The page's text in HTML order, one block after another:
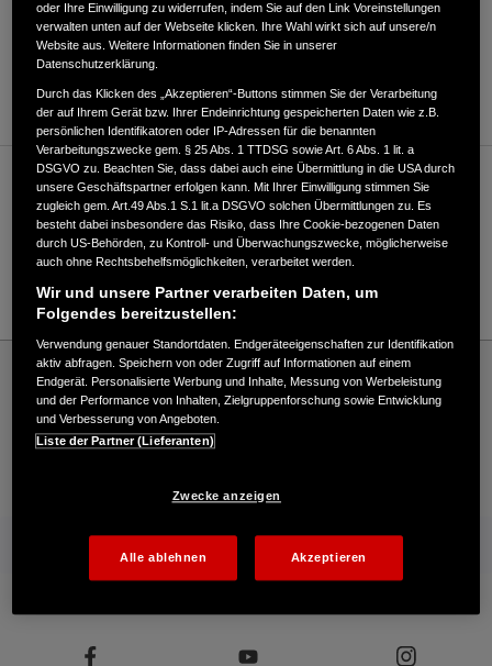
ANFAHRTSBESCHREIBUNG ANFORDERN
WEBSITE
Verkauf / Kundendienst
02330/979595
E-Mail
Honda
Rasen und Garten
Siepmann GmbH - Rasen und Garten – Honda - HONDA Deutschland Offizielle
Website | The Power of Dreams
Mehr von Honda
oder Ihre Einwilligung zu widerrufen, indem Sie auf den Link Voreinstellungen
verwalten unten auf der Webseite klicken. Ihre Wahl wirkt sich auf unsere/n
Website aus. Weitere Informationen finden Sie in unserer
Datenschutzerklärung.
Durch das Klicken des „Akzeptieren“-Buttons stimmen Sie der Verarbeitung
der auf Ihrem Gerät bzw. Ihrer Endeinrichtung gespeicherten Daten wie z.B.
persönlichen Identifikatoren oder IP-Adressen für die benannten
Verarbeitungszwecke gem. § 25 Abs. 1 TTDSG sowie Art. 6 Abs. 1 lit. a
DSGVO zu. Beachten Sie, dass dabei auch eine Übermittlung in die USA durch
unsere Geschäftspartner erfolgen kann. Mit Ihrer Einwilligung stimmen Sie
zugleich gem. Art.49 Abs.1 S.1 lit.a DSGVO solchen Übermittlungen zu. Es
besteht dabei insbesondere das Risiko, dass Ihre Cookie-bezogenen Daten
durch US-Behörden, zu Kontroll- und Überwachungszwecke, möglicherweise
auch ohne Rechtsbehelfsmöglichkeiten, verarbeitet werden.
Wir und unsere Partner verarbeiten Daten, um
Folgendes bereitzustellen:
Verwendung genauer Standortdaten. Endgeräteeigenschaften zur Identifikation
aktiv abfragen. Speichern von oder Zugriff auf Informationen auf einem
Endgerät. Personalisierte Werbung und Inhalte, Messung von Werbeleistung
und der Performance von Inhalten, Zielgruppenforschung sowie Entwicklung
und Verbesserung von Angeboten.
Liste der Partner (Lieferanten)
Zwecke anzeigen
Alle ablehnen Akzeptieren